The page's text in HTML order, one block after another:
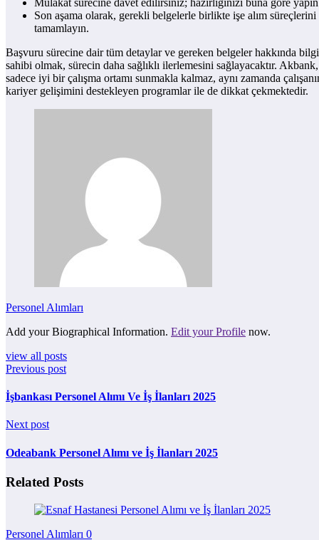
Mülakat sürecine davet edilirsiniz; hazırlığınızı buna göre
Son aşama olarak, gerekli belgelerle birlikte işe alım süreçlerini
tamamlayın.
Başvuru sürecine dair tüm detaylar ve gereken belgeler hakkında bilgi
sahibi olmak, sürecin daha sağlıklı ilerlemesini sağlayacaktır. Akbank,
sadece iyi bir çalışma ortamı sunmakla kalmaz, aynı zamanda
kariyer gelişimini destekleyen programlar ile de dikkat çekmektedir.
Personel Alımları
Add your Biographical Information. Edit your Profile now.
view all posts
Previous post
İşbankası Personel Alımı Ve İş İlanları 2025
Next post
Odeabank Personel Alımı ve İş İlanları 2025
Related Posts
Personel Alımları 0